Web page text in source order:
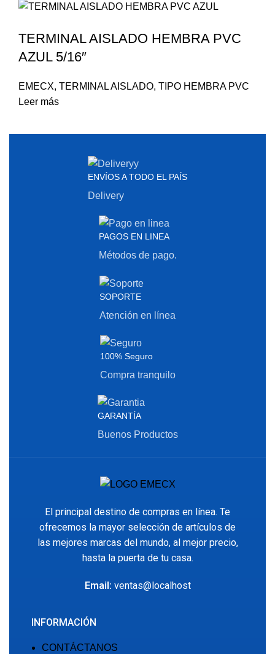
TERMINAL AISLADO HEMBRA PVC
AZUL 5/16″
EMECX, TERMINAL AISLADO, TIPO HEMBRA PVC
Leer más
ENVÍOS A TODO EL PAÍS
Delivery
PAGOS EN LINEA
Métodos de pago.
SOPORTE
Atención en línea
100% Seguro
Compra tranquilo
GARANTÍA
Buenos Productos
El principal destino de compras en línea. Te
ofrecemos la mayor selección de artículos de
las mejores marcas del mundo, al mejor precio,
hasta la puerta de tu casa.
Email: ventas@localhost
INFORMACIÓN
CONTÁCTANOS